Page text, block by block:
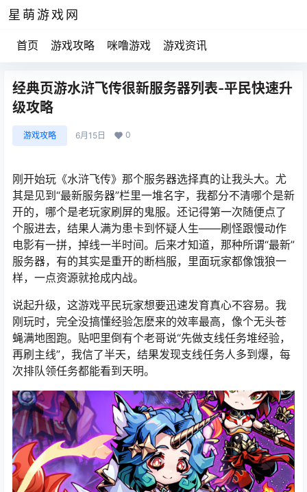
星萌游戏网
首页 游戏攻略 咪噜游戏 游戏资讯
经典页游水浒飞传很新服务器列表-平民快速升
级攻略
游戏攻略 6月15日 0
刚开始玩《水浒飞传》那个服务器选择真的让我头大。尤
其是见到“最新服务器”栏里一堆名字，我都分不清哪个是新
开的，哪个是老玩家刷屏的鬼服。还记得第一次随便点了
个服进去，结果人满为患卡到怀疑人生——刷怪跟慢动作
电影有一拼，掉线一半时间。后来才知道，那种所谓“最新”
服务器，有的其实是重开的断档服，里面玩家都像饿狼一
样，一点资源就抢成内战。
说起升级，这游戏平民玩家想要迅速发育真心不容易。我
刚玩时，完全没搞懂经验怎麽来的效率最高，像个无头苍
蝇满地图跑。贴吧里倒有个老哥说“先做支线任务堆经验，
再刷主线”，我信了半天，结果发现支线任务人多到爆，每
次排队领任务都能看到天明。